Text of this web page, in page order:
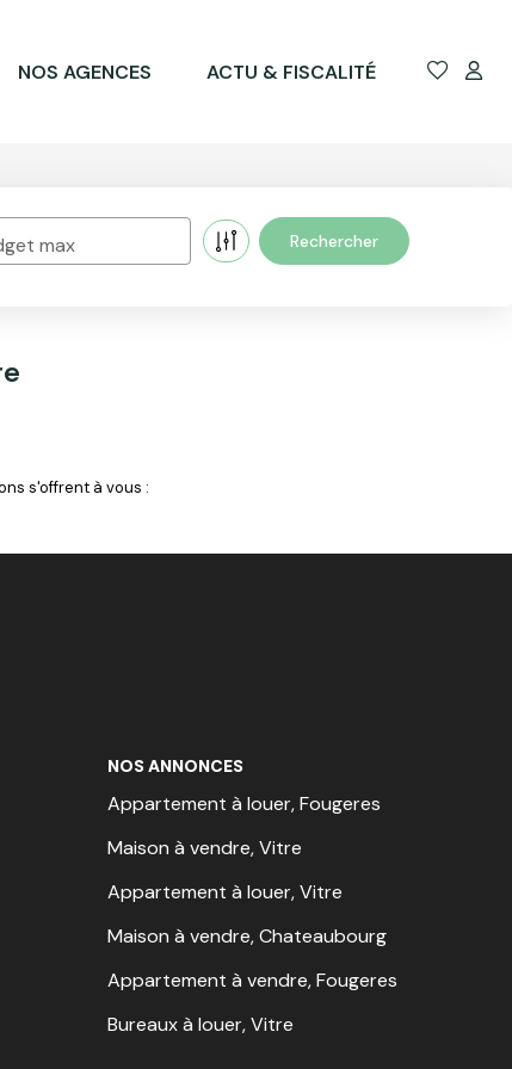
NOS AGENCES ACTU & FISCALITÉ
max
s'offrent à vous :
NOS ANNONCES
Appartement à louer, Fougeres
Maison à vendre, Vitre
Appartement à louer, Vitre
Maison à vendre, Chateaubourg
Appartement à vendre, Fougeres
Bureaux à louer, Vitre